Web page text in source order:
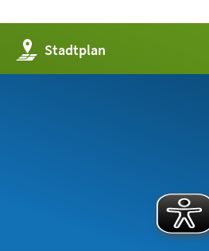
Stadtplan
(Öffnet
in
einem